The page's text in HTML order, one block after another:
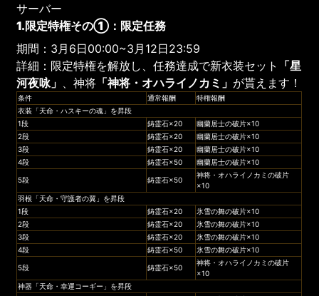
サーバー
1.限定特権その①：限定任務
期間：3月6日00:00~3月12日23:59
詳細：限定特権を解放し、任務達成で新衣装セット
「星
河夜咏 」 、神将 「神将・オハライノカミ 」 が貰えます！
条件 通常報酬
特権報酬
衣装「天命・ハスキーの魂」を昇段
1段
鋳霊石×20
幽蘭居士の破片×10
2段
鋳霊石×20
幽蘭居士の破片×10
3段
鋳霊石×20
幽蘭居士の破片×10
4段
鋳霊石×50 幽蘭居士の破片×10
5段 鋳霊石×50
神将・オハライノカミの破片
×10
羽根「天命・守護者の翼」を昇段
1段
鋳霊石×20
氷雪の舞の破片×10
2段
鋳霊石×20
氷雪の舞の破片×10
3段
鋳霊石×20
氷雪の舞の破片×10
4段
鋳霊石×50 氷雪の舞の破片×10
5段 鋳霊石×50
神将・オハライノカミの破片
×10
神器「天命・幸運コーギー」を昇段